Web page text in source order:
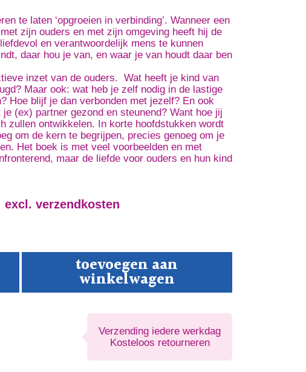
te laten ‘opgroeien in verbinding’. Wanneer een
zijn ouders en met zijn omgeving heeft hij de
en verantwoordelijk mens te kunnen
daar hou je van, en waar je van houdt daar ben
inzet van de ouders. Wat heeft je kind van
Maar ook: wat heb je zelf nodig in de lastige
Hoe blijf je dan verbonden met jezelf? En ook
(ex) partner gezond en steunend? Want hoe jij
zullen ontwikkelen. In korte hoofdstukken wordt
om de kern te begrijpen, precies genoeg om je
Het boek is met veel voorbeelden en met
maar de liefde voor ouders en hun kind
excl. verzendkosten
ik;
toevoegen aan
winkelwagen
Verzending iedere werkdag
Kosteloos retourneren